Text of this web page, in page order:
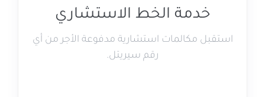
خدمة الخط الاستشاري
استقبل مكالمات استشارية مدفوعة الأجر من أي
رقم سيريتل.